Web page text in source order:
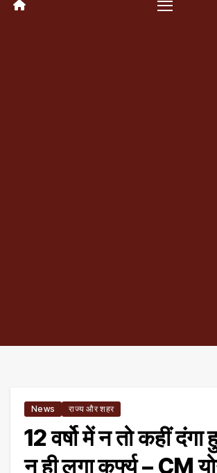
News राज्य और शहर
12 वर्षो में न तो कहीं
न ही लगा कर्फ्यू – CM